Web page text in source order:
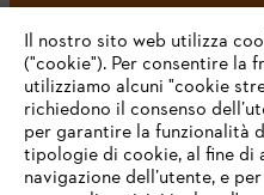
Il nostro sito web utilizza
("cookie"). Per consentire la
utilizziamo alcuni "cookie
richiedono il consenso
per garantire la funzionalità
tipologie di cookie, al fine di
navigazione dell’utente, e